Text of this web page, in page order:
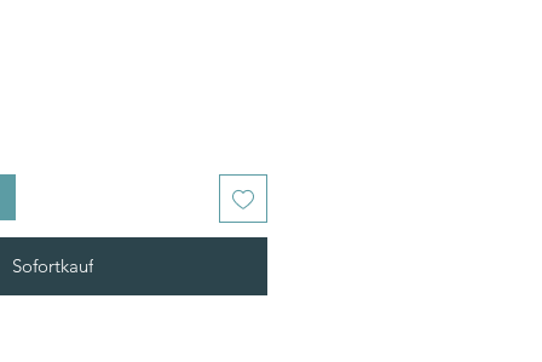
Sofortkauf